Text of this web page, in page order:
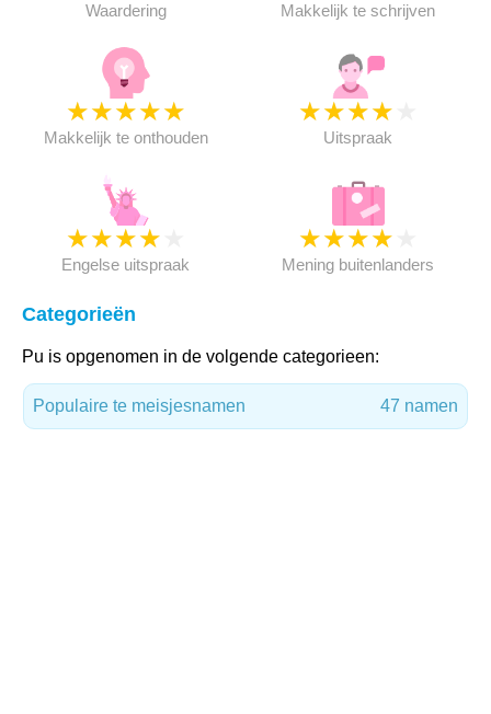
Waardering Makkelijk te schrijven
★★★★★
Makkelijk te onthouden
★★★★
Uitspraak
★★★★
Engelse uitspraak
★★★★
Mening buitenlanders
Categorieën
Pu is opgenomen in de volgende categorieen:
Populaire te meisjesnamen 47 namen